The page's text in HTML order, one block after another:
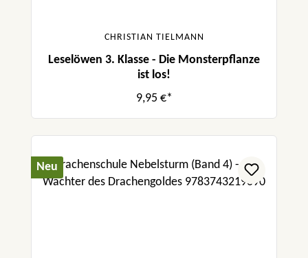
CHRISTIAN TIELMANN
Leselöwen 3. Klasse - Die Monsterpflanze
ist los!
9,95 €*
Neu